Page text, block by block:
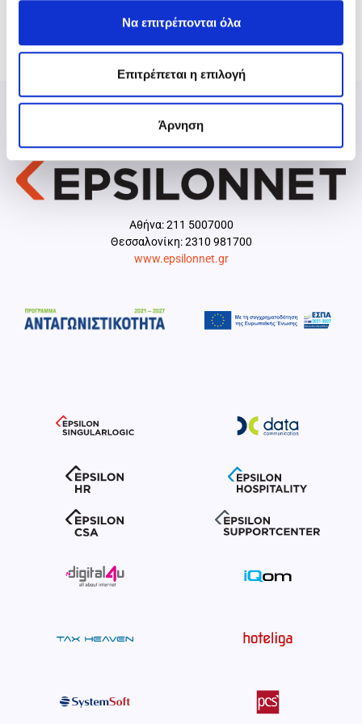
Να επιτρέπονται όλα
Επιτρέπεται η επιλογή
Άρνηση
Aθήνα: 211 5007000
Θεσσαλονίκη: 2310 981700
www.epsilonnet.gr